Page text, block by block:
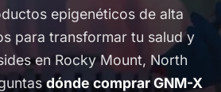
epigenéticos de alta
para transformar tu salud y
en Rocky Mount, North
dónde comprar GNM-X